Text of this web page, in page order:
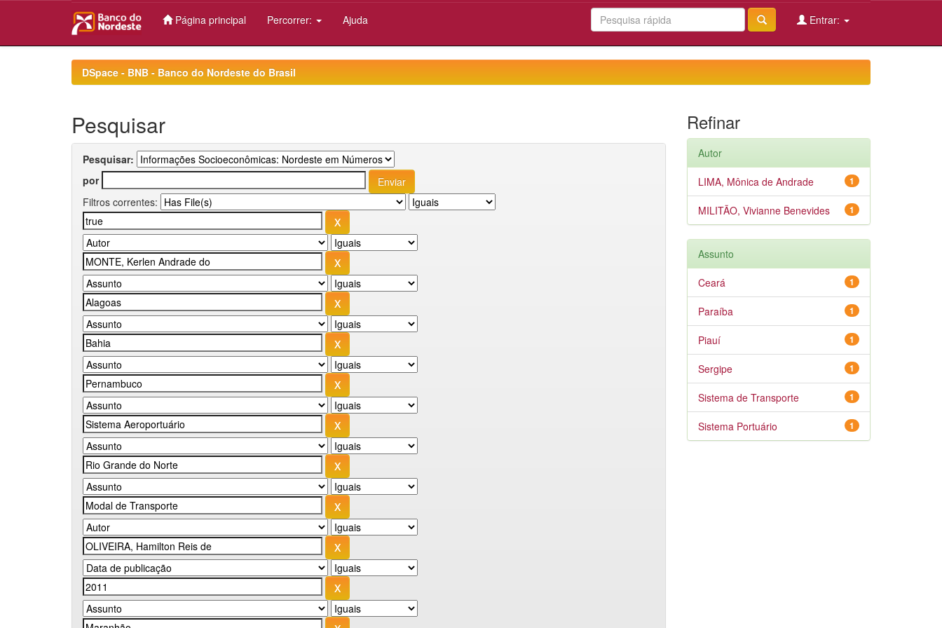
Página principal Percorrer: Ajuda Entrar:
DSpace - BNB - Banco do Nordeste do Brasil
Pesquisar
Pesquisar:
por
Filtros correntes:
Refinar
Autor
1
LIMA, Mônica de Andrade
1
MILITÃO, Vivianne Benevides
Assunto
1
Ceará
1
Paraíba
1
Piauí
1
Sergipe
1
Sistema de Transporte
1
Sistema Portuário